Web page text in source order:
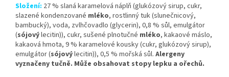
Složení: 27 % slaná karamelová náplň (glukózový sirup, cukr,
slazené kondenzované mléko, rostlinný tuk (slunečnicový,
bambucký), voda, zvlhčovadlo (glycerin), 0,8 % sůl, emulgátor
(sójovýlecitin)), cukr, sušené plnotučné mléko, kakaové máslo,
kakaová hmota, 9 % karamelové kousky (cukr, glukózový sirup),
emulgátor (sójovýlecitin)), 0,5 % mořská sůl. Alergeny
vyznačeny tučně. Může obsahovat stopy lepku a ořechů.